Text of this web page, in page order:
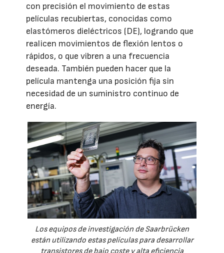
con precisión el movimiento de estas
películas recubiertas, conocidas como
elastómeros dieléctricos (DE), logrando que
realicen movimientos de flexión lentos o
rápidos, o que vibren a una frecuencia
deseada. También pueden hacer que la
película mantenga una posición fija sin
necesidad de un suministro continuo de
energía.
Los equipos de investigación de Saarbrücken
están utilizando estas películas para desarrollar